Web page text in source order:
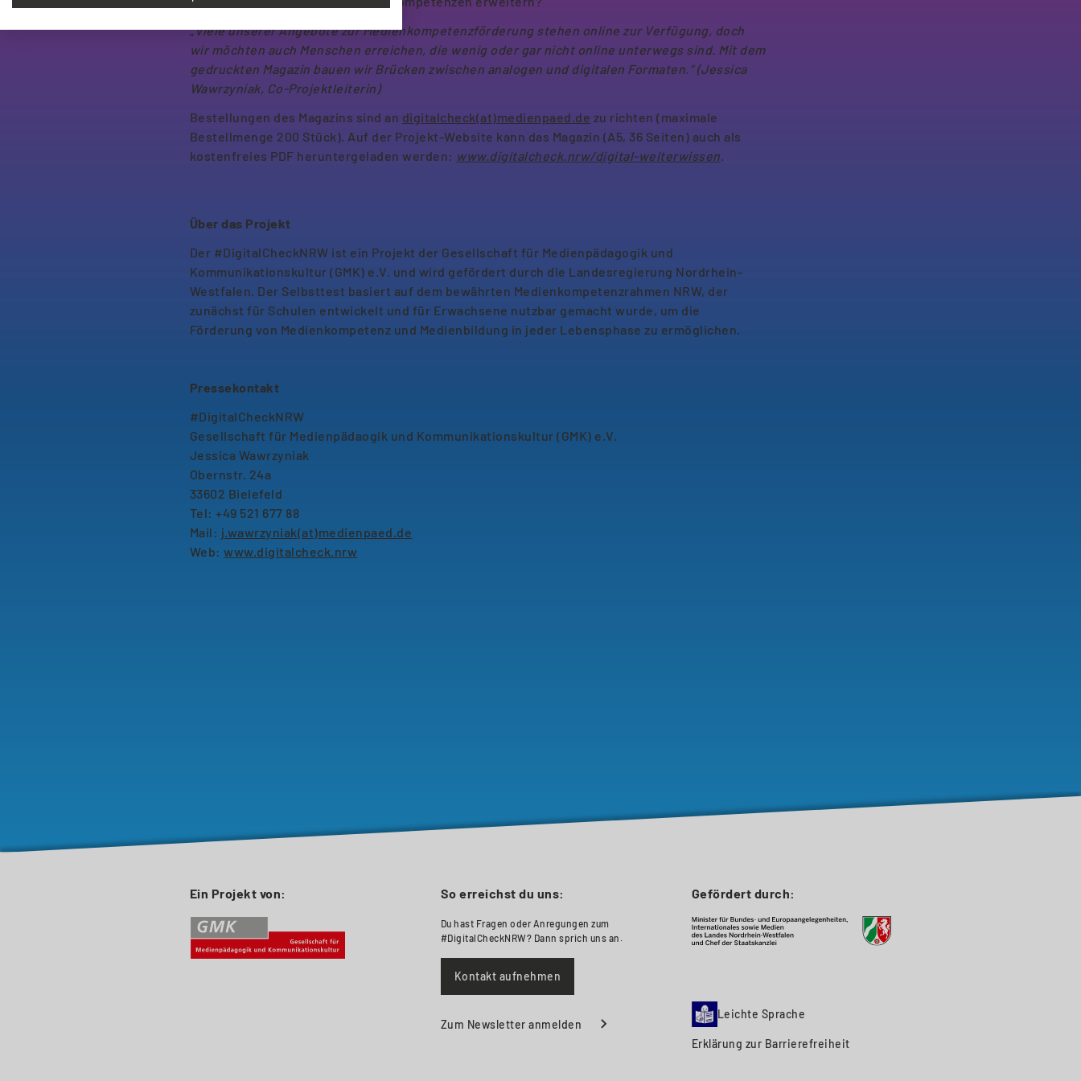
„Viele unserer Angebote zur Medienkompetenzförderung stehen online zur Verfügung, doch
wir möchten auch Menschen erreichen, die wenig oder gar nicht online unterwegs sind. Mit dem
gedruckten Magazin bauen wir Brücken zwischen analogen und digitalen Formaten.“ (Jessica
Wawrzyniak, Co-Projektleiterin)
Bestellungen des Magazins sind an digitalcheck(at)medienpaed.de zu richten (maximale
Bestellmenge 200 Stück). Auf der Projekt-Website kann das Magazin (A5, 36 Seiten) auch als
kostenfreies PDF heruntergeladen werden: www.digitalcheck.nrw/digital-weiterwissen
Über das Projekt
Der #DigitalCheckNRW ist ein Projekt der Gesellschaft für Medienpädagogik und
Kommunikationskultur (GMK) e.V. und wird gefördert durch die Landesregierung Nordrhein-
Westfalen. Der Selbsttest basiert auf dem bewährten Medienkompetenzrahmen NRW, der
zunächst für Schulen entwickelt und für Erwachsene nutzbar gemacht wurde, um die
Förderung von Medienkompetenz und Medienbildung in jeder Lebensphase zu ermöglichen.
Pressekontakt
#DigitalCheckNRW
Gesellschaft für Medienpädaogik und Kommunikationskultur (GMK) e.V.
Jessica Wawrzyniak
Obernstr. 24a
33602 Bielefeld
Tel: +49 521 677 88
Mail: j.wawrzyniak(at)medienpaed.de
Web:www.digitalcheck.nrw
Ein Projekt von: So erreichst du uns:
Du hast Fragen oder Anregungen zum
#DigitalCheckNRW? Dann sprich uns an.
Kontakt aufnehmen
Zum Newsletter anmelden
Gefördert durch:
Leichte Sprache
Erklärung zur Barrierefreiheit